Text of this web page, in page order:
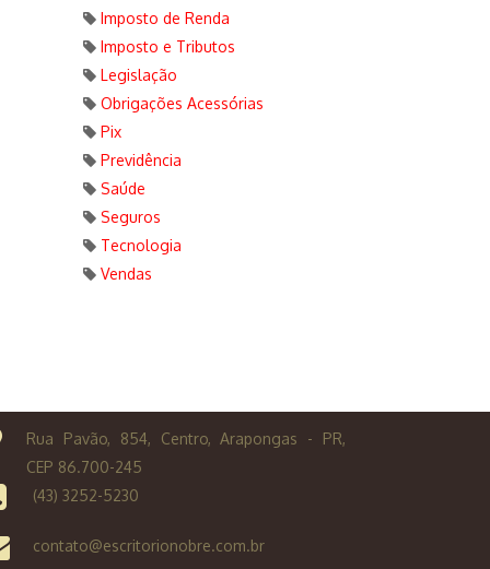
Imposto de Renda
Imposto e Tributos
Legislação
Obrigações Acessórias
Pix
Previdência
Saúde
Seguros
Tecnologia
Vendas
Rua Pavão, 854, Centro, Arapongas - PR,
CEP 86.700-245
(43) 3252-5230
contato@escritorionobre.com.br